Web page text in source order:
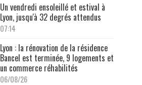
Un vendredi ensoleillé et estival à
Lyon, jusqu'à 32 degrés attendus
07:14
Lyon : la rénovation de la résidence
Bancel est terminée, 9 logements et
un commerce réhabilités
06/08/26